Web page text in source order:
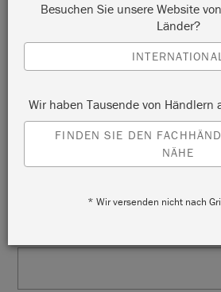
Nachname
Besuchen Sie unsere Website
Länder?
Wir haben Tausende von Händlern
FINDEN SIE DEN
NÄHE
* Wir versenden nicht nach